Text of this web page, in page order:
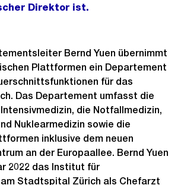
Direktor ist.
Bernd Yuen übernimmt
Plattformen ein Departement
für das
Das Departement umfasst die
die Notfallmedizin,
Nuklearmedizin sowie die
inklusive dem neuen
an der Europaallee. Bernd Yuen
2022 das Institut für
Stadtspital Zürich als Chefarzt